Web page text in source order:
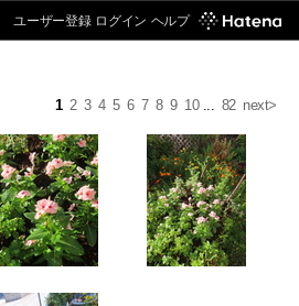
ユーザー登録 ログイン ヘルプ
1 2 3 4 5 6 7 8 9 10... 82 next>